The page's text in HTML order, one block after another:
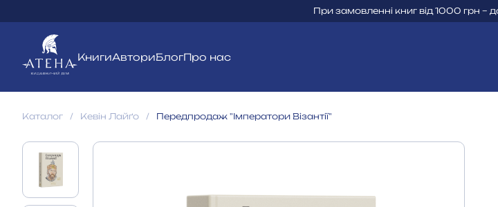
При замовленні книг від 1000 грн –
КнигиАвториБлогПро нас
Каталог Кевін Лайґо Передпродаж "Імператори Візантії"